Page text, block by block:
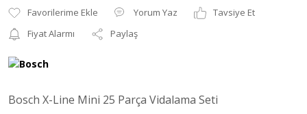
Yorum Yaz
Tavsiye Et
Fiyat Alarmı
Paylaş
Bosch X-Line Mini 25 Parça Vidalama Seti